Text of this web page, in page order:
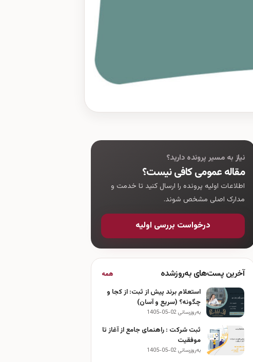
نیاز به مسیر پرونده دارید؟
مقاله عمومی کافی نیست؟
اطلاعات اولیه پرونده را ارسال کنید تا خدمت و
مدارک اصلی مشخص شوند.
درخواست بررسی اولیه
آخرین پست‌های به‌روزشده همه
استعلام برند پیش از ثبت: از کجا و
چگونه؟ (سریع و آسان)
به‌روزرسانی 02-05-1405
ثبت شرکت : راهنمای جامع از آغاز تا
موفقیت
به‌روزرسانی 02-05-1405